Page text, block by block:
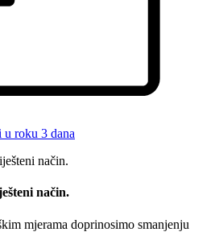
u roku 3 dana
način.
mjerama doprinosimo smanjenju